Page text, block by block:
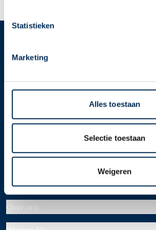
Statistieken
Marketing
Alles toestaan
Selectie toestaan
Weigeren
Vind je apotheek
Download de app 📲
Alle Service Apotheken
Contact
Over ons